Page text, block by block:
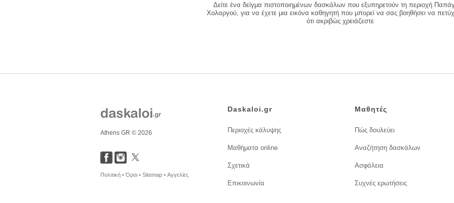
Δείτε ένα δείγμα πιστοποιημένων δασκάλων που εξυπηρετούν τη περιοχή
Χολαργού, για να έχετε μια εικόνα καθηγητή που μπορεί να σας βοηθήσει να
ότι ακριβώς χρειάζεστε
Athens GR © 2026
Πολιτική •Όροι • Sitemap • Αγγελίες
Daskaloi.gr
Περιοχές κάλυψης
Μαθήματα online
Σχετικά
Επικοινωνία
Μαθητές
Πώς δουλεύει
Αναζήτηση δασκάλων
Ασφάλεια
Συχνές ερωτήσεις